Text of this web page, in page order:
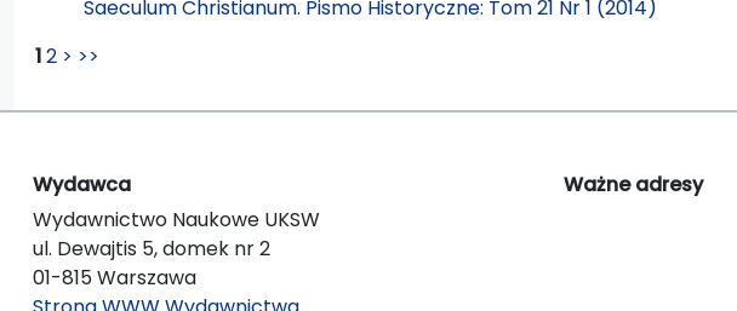
Saeculum Christianum. Pismo Historyczne: Tom 21 Nr 1 (2014)
12 > >>
Wydawca
Wydawnictwo Naukowe UKSW
ul. Dewajtis 5, domek nr 2
01-815 Warszawa
Ważne adresy